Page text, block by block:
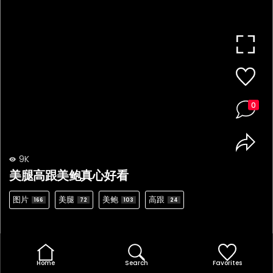
9K
美腿高跟美鲍真心好看
图片 166 美腿 72 美鲍 103 高跟 24
0
Home Search Favorites